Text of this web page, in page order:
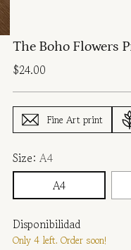
The Boho Flowers
Regular
$24.00
Fine Art print
Size:A4
A4
Disponibilidad
Only 4 left. Order soon!